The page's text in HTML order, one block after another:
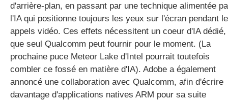
d'arrière-plan, en passant par une technique alimentée
l'IA qui positionne toujours les yeux sur l'écran pendant
appels vidéo. Ces effets nécessitent un coeur d'IA dédié,
que seul Qualcomm peut fournir pour le moment. (La
prochaine puce Meteor Lake d'Intel pourrait toutefois
combler ce fossé en matière d'IA). Adobe a également
annoncé une collaboration avec Qualcomm, afin d'écrire
davantage d'applications natives ARM pour sa suite